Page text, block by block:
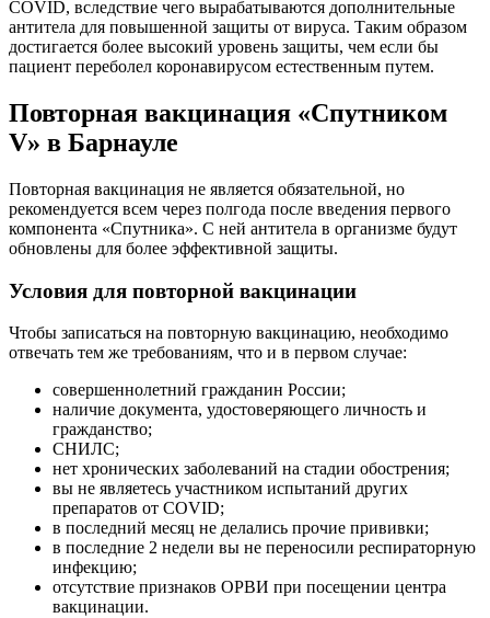
COVID, вследствие чего вырабатываются дополнительные
антитела для повышенной защиты от вируса. Таким образом
достигается более высокий уровень защиты, чем если бы
пациент переболел коронавирусом естественным путем.
Повторная вакцинация «Спутником
V» в Барнауле
Повторная вакцинация не является обязательной, но
рекомендуется всем через полгода после введения первого
компонента «Спутника». С ней антитела в организме будут
обновлены для более эффективной защиты.
Условия для повторной вакцинации
Чтобы записаться на повторную вакцинацию, необходимо
отвечать тем же требованиям, что и в первом случае:
совершеннолетний гражданин России;
наличие документа, удостоверяющего личность и
гражданство;
СНИЛС;
нет хронических заболеваний на стадии обострения;
вы не являетесь участником испытаний других
препаратов от COVID;
в последний месяц не делались прочие прививки;
в последние 2 недели вы не переносили респираторную
инфекцию;
отсутствие признаков ОРВИ при посещении центра
вакцинации.